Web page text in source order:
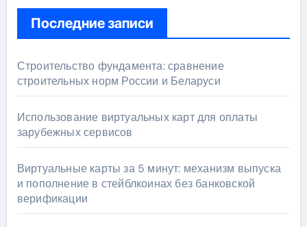
Последние записи
Строительство фундамента: сравнение
строительных норм России и Беларуси
Использование виртуальных карт для оплаты
зарубежных сервисов
Виртуальные карты за 5 минут: механизм выпуска
и пополнение в стейблкоинах без банковской
верификации